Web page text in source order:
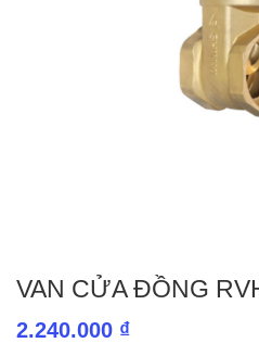
VAN CỬA ĐỒNG
2.240.000 ₫